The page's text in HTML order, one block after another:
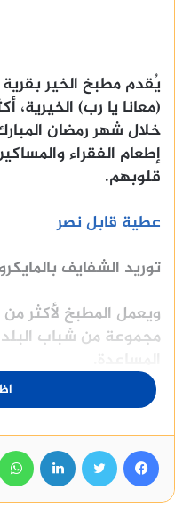
يُقدم مطبخ الخير
خلال شهر رمضان
إطعام الفقراء
قلوبهم.
عطية قابل نصر
توريد الشفايف
ويعمل المطبخ لأكثر
مجموعة من شباب
منصة
ويهدف المطبخ إلى
للفقراء والمحتاجين،